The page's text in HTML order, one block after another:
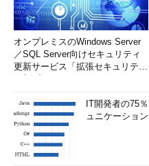
オンプレミスのWindows Server
／SQL Server向けセキュリティ
更新サービス「拡張セキュリティ
IT開発者の75
ュニケーショ